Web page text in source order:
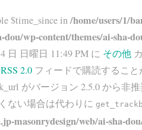
$time_since in/home/users/1/
dou/wp-content/themes/ai-sha-
日 日曜日 11:49 PM に その他
RSS 2.0 フィードで購読するこ
がバージョン 2.5.0 から非
ない場合は代わりに
masonrydesign/web/ai-sha-